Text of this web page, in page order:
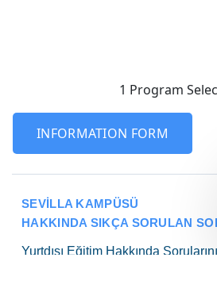
1 Program
INFORMATION FORM
SEVILLA KAMPÜSÜ
HAKKINDA SIKÇA SORULAN
Yurtdışı Eğitim Hakkında